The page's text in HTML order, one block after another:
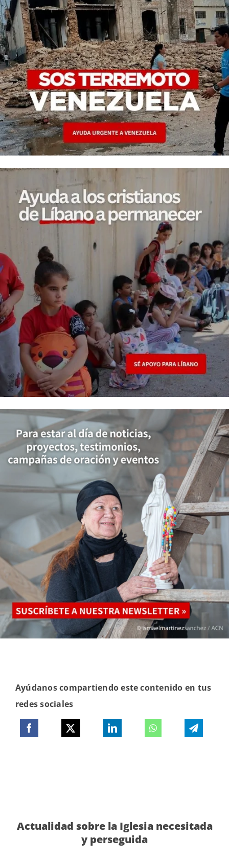
Ayúdanos compartiendo este contenido en tus
redes sociales
Actualidad sobre la Iglesia necesitada
y perseguida